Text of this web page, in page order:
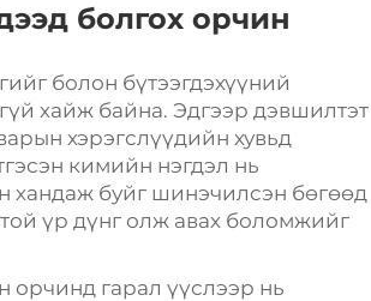
болгох орчин
болон бүтээгдэхүүний
хайж байна. Эдгээр дэвшилтэт
хэрэгслүүдийн хувьд
кимийн нэгдэл нь
хандаж буйг шинэчилсэн бөгөөд
үр дүнг олж авах боломжийг
орчинд гарал үүслээр нь